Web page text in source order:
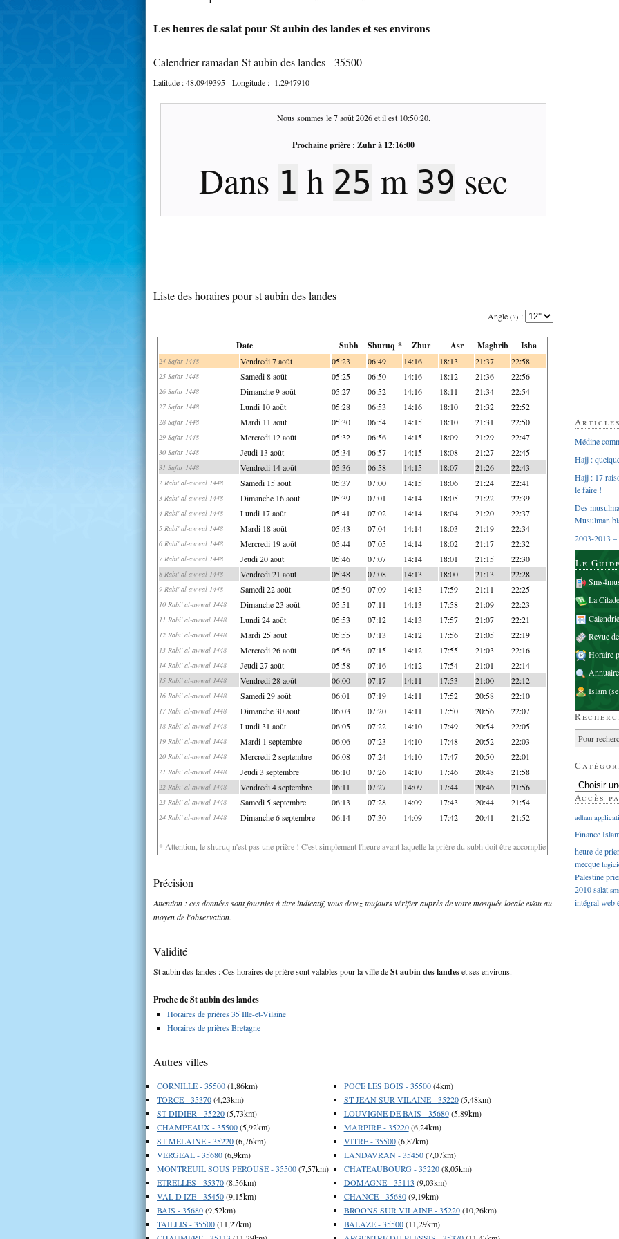
Les heures de salat pour St aubin des landes et ses environs
Calendrier ramadan St aubin des landes - 35500
Latitude :48.0949395- Longitude :-1.2947910
Nous sommes le7 août 2026et il est 10:50:21.
Prochaine prière : Zuhrà 12:16:00
Dans 1 h 25 m 38 sec
Liste des horaires pour st aubin des landes
Angle (?) :
Date Subh Shuruq * Zhur Asr Maghrib Isha
24 Safar 1448 Vendredi 7 août 05:23 06:49 14:16 18:13 21:37 22:58
25 Safar 1448 Samedi 8 août 05:25 06:50 14:16 18:12 21:36 22:56
26 Safar 1448 Dimanche 9 août 05:27 06:52 14:16 18:11 21:34 22:54
27 Safar 1448 Lundi 10 août 05:28 06:53 14:16 18:10 21:32 22:52
28 Safar 1448 Mardi 11 août 05:30 06:54 14:15 18:10 21:31 22:50
29 Safar 1448 Mercredi 12 août 05:32 06:56 14:15 18:09 21:29 22:47
30 Safar 1448 Jeudi 13 août 05:34 06:57 14:15 18:08 21:27 22:45
31 Safar 1448 Vendredi 14 août 05:36 06:58 14:15 18:07 21:26 22:43
2 Rabi' al-awwal 1448 Samedi 15 août 05:37 07:00 14:15 18:06 21:24 22:41
3 Rabi' al-awwal 1448 Dimanche 16 août 05:39 07:01 14:14 18:05 21:22 22:39
4 Rabi' al-awwal 1448 Lundi 17 août 05:41 07:02 14:14 18:04 21:20 22:37
5 Rabi' al-awwal 1448 Mardi 18 août 05:43 07:04 14:14 18:03 21:19 22:34
6 Rabi' al-awwal 1448 Mercredi 19 août 05:44 07:05 14:14 18:02 21:17 22:32
7 Rabi' al-awwal 1448 Jeudi 20 août 05:46 07:07 14:14 18:01 21:15 22:30
8 Rabi' al-awwal 1448 Vendredi 21 août 05:48 07:08 14:13 18:00 21:13 22:28
9 Rabi' al-awwal 1448 Samedi 22 août 05:50 07:09 14:13 17:59 21:11 22:25
10 Rabi' al-awwal 1448 Dimanche 23 août 05:51 07:11 14:13 17:58 21:09 22:23
11 Rabi' al-awwal 1448 Lundi 24 août 05:53 07:12 14:13 17:57 21:07 22:21
12 Rabi' al-awwal 1448 Mardi 25 août 05:55 07:13 14:12 17:56 21:05 22:19
13 Rabi' al-awwal 1448 Mercredi 26 août 05:56 07:15 14:12 17:55 21:03 22:16
14 Rabi' al-awwal 1448 Jeudi 27 août 05:58 07:16 14:12 17:54 21:01 22:14
15 Rabi' al-awwal 1448 Vendredi 28 août 06:00 07:17 14:11 17:53 21:00 22:12
16 Rabi' al-awwal 1448 Samedi 29 août 06:01 07:19 14:11 17:52 20:58 22:10
17 Rabi' al-awwal 1448 Dimanche 30 août 06:03 07:20 14:11 17:50 20:56 22:07
18 Rabi' al-awwal 1448 Lundi 31 août 06:05 07:22 14:10 17:49 20:54 22:05
19 Rabi' al-awwal 1448 Mardi 1 septembre 06:06 07:23 14:10 17:48 20:52 22:03
20 Rabi' al-awwal 1448 Mercredi 2 septembre 06:08 07:24 14:10 17:47 20:50 22:01
21 Rabi' al-awwal 1448 Jeudi 3 septembre 06:10 07:26 14:10 17:46 20:48 21:58
22 Rabi' al-awwal 1448 Vendredi 4 septembre 06:11 07:27 14:09 17:44 20:46 21:56
23 Rabi' al-awwal 1448 Samedi 5 septembre 06:13 07:28 14:09 17:43 20:44 21:54
24 Rabi' al-awwal 1448 Dimanche 6 septembre 06:14 07:30 14:09 17:42 20:41 21:52
* Attention, le shuruq n'est pas une prière ! C'est simplement l'heure avant laquelle la prière du subh doit être accomplie
Précision
Attention : ces données sont fournies à titre indicatif, vous devez toujours vérifier auprès de votre mosquée locale et/ou au
moyen de l'observation.
Validité
St aubin des landes : Ces horaires de prière sont valables pour la ville deSt aubin des landeset ses environs.
Proche de St aubin des landes
Horaires de prières 35 Ille-et-Vilaine
Horaires de prières Bretagne
Autres villes
CORNILLE - 35500(1,86km)
TORCE - 35370(4,23km)
ST DIDIER - 35220(5,73km)
CHAMPEAUX - 35500(5,92km)
ST MELAINE - 35220(6,76km)
VERGEAL - 35680(6,9km)
MONTREUIL SOUS PEROUSE - 35500(7,57km)
ETRELLES - 35370(8,56km)
VAL D IZE - 35450(9,15km)
BAIS - 35680(9,52km)
TAILLIS - 35500(11,27km)
POCE LES BOIS - 35500(4km)
ST JEAN SUR VILAINE - 35220(5,48km)
LOUVIGNE DE BAIS - 35680(5,89km)
MARPIRE - 35220(6,24km)
VITRE - 35500(6,87km)
LANDAVRAN - 35450(7,07km)
CHATEAUBOURG - 35220(8,05km)
DOMAGNE - 35113 (9,03km)
CHANCE - 35680(9,19km)
BROONS SUR VILAINE - 35220(10,26km)
BALAZE - 35500(11,29km)
Médine
Hajj :
Hajj : 17
le faire !
Des
Musulman
2003-2013 –
Le
La
Revue
Horaire
Islam
Accès
adhan
Finance
heure de
mecque
Palestine
2010salat
intégralweb